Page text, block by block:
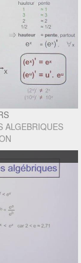
ALGEBRIQUES